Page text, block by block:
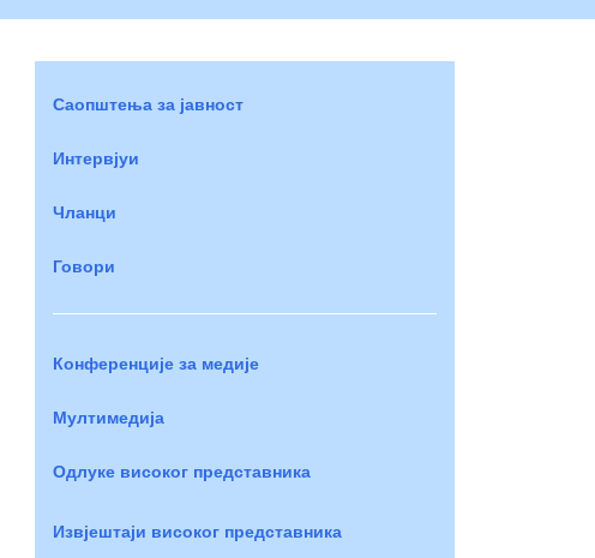
Саопштења за јавност
Интервјуи
Чланци
Говори
Конференције за медије
Мултимедија
Одлуке високог представника
Извјештаји високог представника